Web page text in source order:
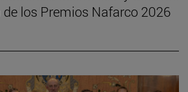
de los Premios Nafarco 2026